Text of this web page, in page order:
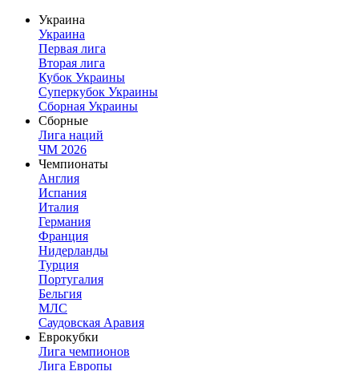
Украина
Украина
Первая лига
Вторая лига
Кубок Украины
Суперкубок Украины
Сборная Украины
Сборные
Лига наций
ЧМ 2026
Чемпионаты
Англия
Испания
Италия
Германия
Франция
Нидерланды
Турция
Португалия
Бельгия
МЛС
Саудовская Аравия
Еврокубки
Лига чемпионов
Лига Европы